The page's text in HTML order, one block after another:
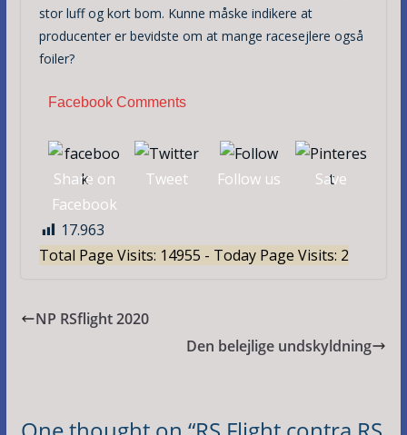
stor luff og kort bom. Kunne måske indikere at
producenter er bevidste om at mange racesejlere også
foiler?
Facebook Comments
Share on
Facebook
Tweet Follow us Save
17.963
Total Page Visits: 14955 - Today Page Visits: 2
NP RSflight 2020
Den belejlige undskyldning